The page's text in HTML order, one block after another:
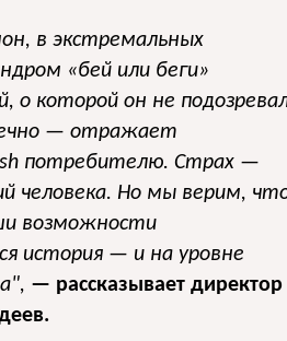
в экстремальных
«бей или беги»
о которой он не
— отражает
потребителю. Страх —
человека. Но мы верим,
возможности
история — и на уровне
— рассказывает директор